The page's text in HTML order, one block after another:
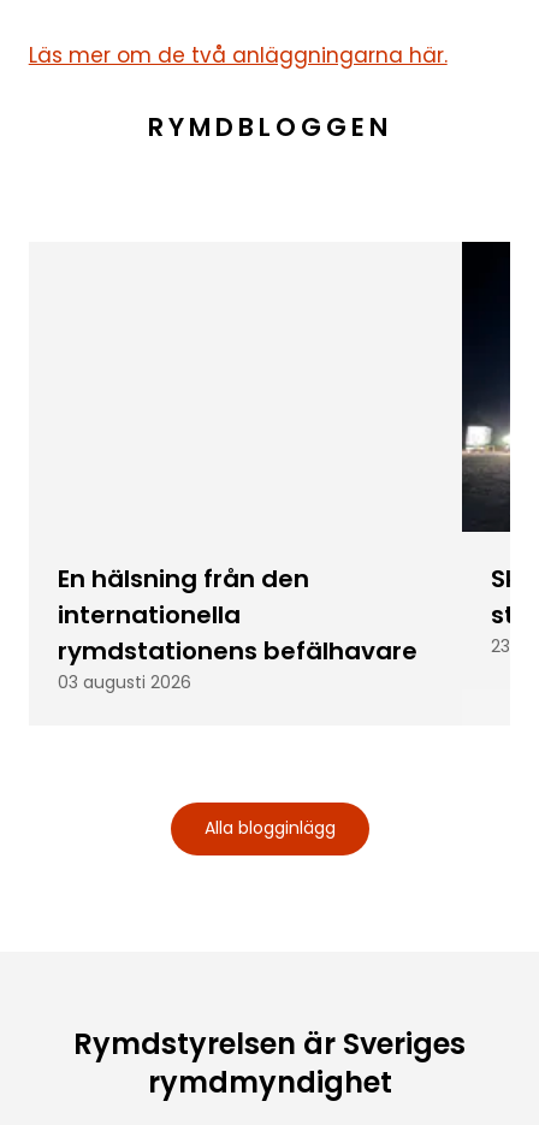
Läs mer om de två anläggningarna här.
RYMDBLOGGEN
En hälsning från den
internationella
rymdstationens befälhavare
03 augusti 2026
23
Alla blogginlägg
Rymdstyrelsen är Sveriges
rymdmyndighet